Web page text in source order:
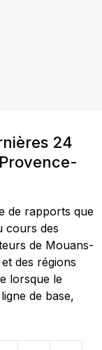
24
de rapports que
cours des
de Mouans-
des régions
lorsque le
de base,